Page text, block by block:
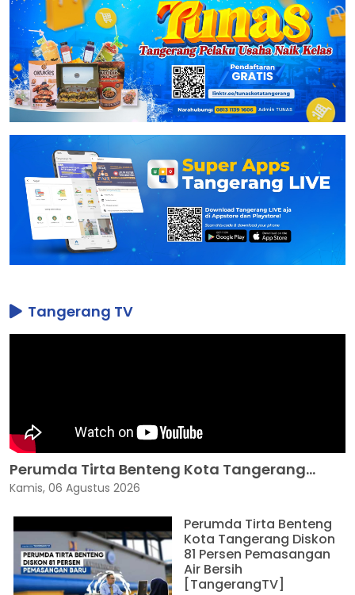
Tangerang TV
Perumda Tirta Benteng Kota Tangerang...
Kamis, 06 Agustus 2026
Perumda Tirta Benteng
Kota Tangerang Diskon
81 Persen Pemasangan
Air Bersih
[TangerangTV]